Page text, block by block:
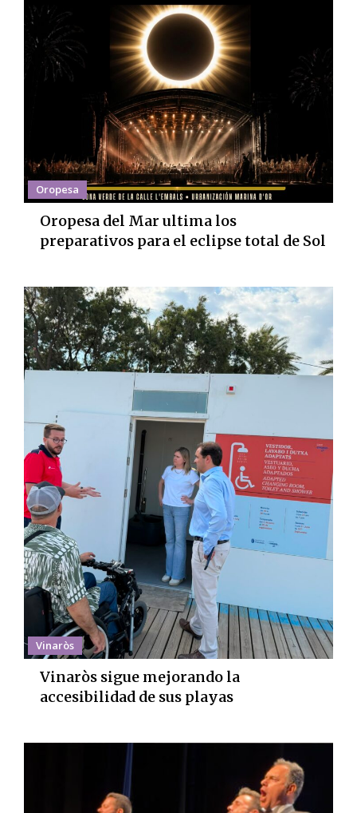
Oropesa
Oropesa del Mar ultima los
preparativos para el eclipse total de Sol
Vinaròs
Vinaròs sigue mejorando la
accesibilidad de sus playas